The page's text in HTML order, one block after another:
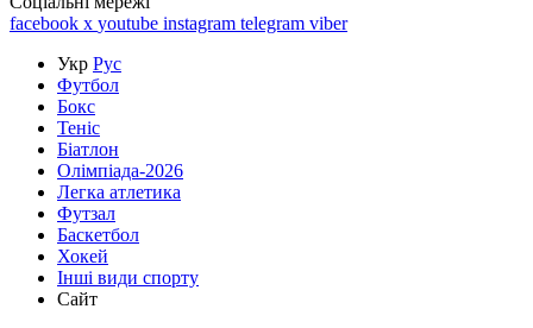
facebook x youtube instagram telegram viber
Укр Рус
Футбол
Бокс
Теніс
Біатлон
Олімпіада-2026
Легка атлетика
Футзал
Баскетбол
Хокей
Інші види спорту
Сайт